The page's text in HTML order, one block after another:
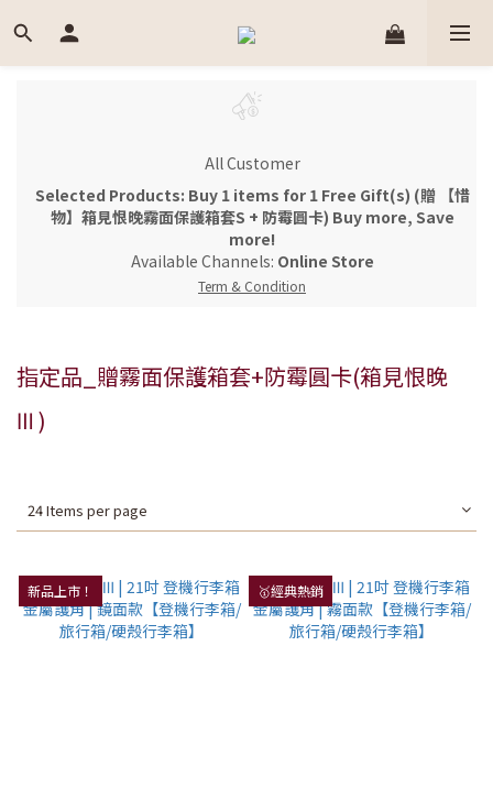
All Customer
Selected Products: Buy 1 items for 1 Free Gift(s) (贈 【惜
物】箱見恨晚霧面保護箱套S + 防霉圓卡) Buy more, Save
more!
Available Channels: Online Store
Term & Condition
指定品_贈霧面保護箱套+防霉圓卡(箱見恨晚
Ⅲ )
24 Items per page
新品上市！ 🥇經典熱銷